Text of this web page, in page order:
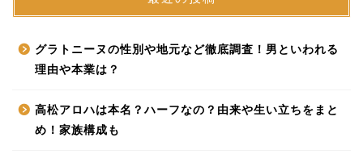
グラトニーヌの性別や地元など徹底調査！男といわれる
理由や本業は？
高松アロハは本名？ハーフなの？由来や生い立ちをまと
め！家族構成も